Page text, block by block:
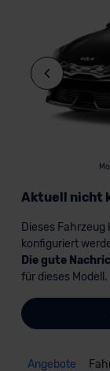
Aktuell nicht
Dieses Fahrzeug
konfiguriert
Die gute
für dieses Modell.
Angebote